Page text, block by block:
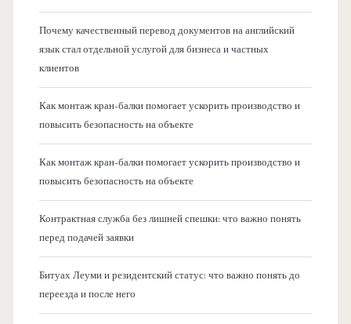
Почему качественный перевод документов на английский
язык стал отдельной услугой для бизнеса и частных
клиентов
Как монтаж кран-балки помогает ускорить производство и
повысить безопасность на объекте
Как монтаж кран-балки помогает ускорить производство и
повысить безопасность на объекте
Контрактная служба без лишней спешки: что важно понять
перед подачей заявки
Битуах Леуми и резидентский статус: что важно понять до
переезда и после него